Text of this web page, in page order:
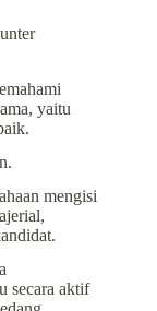
yaitu
mengisi
secara aktif